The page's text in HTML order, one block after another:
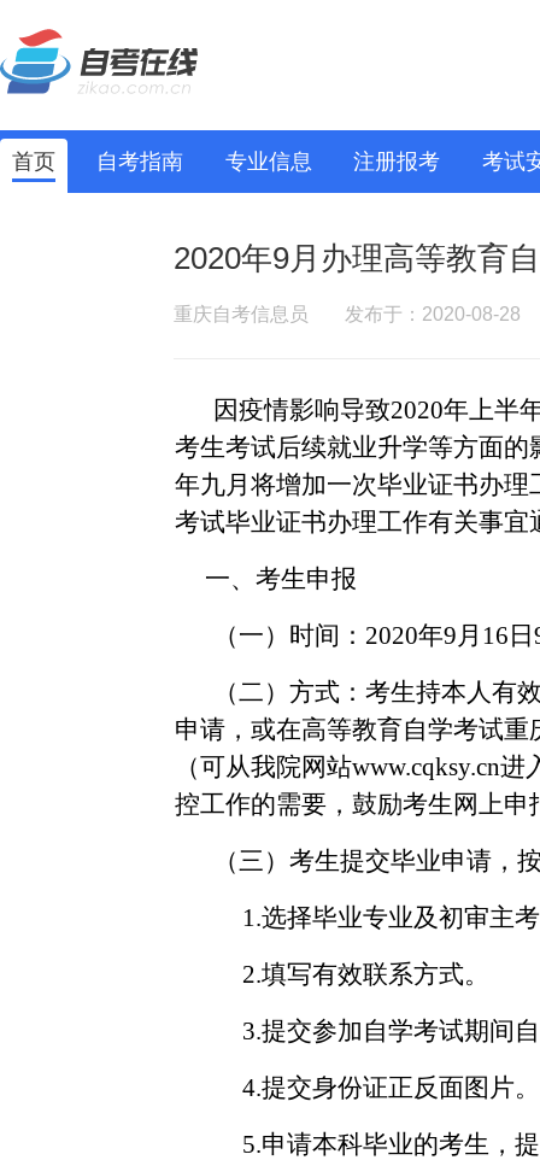
首页 自考指南 专业信息 注册报考 考试
2020年9月办理高等教育
重庆自考信息员 发布于：2020-08-28
因疫情影响导致2020年上半
考生考试后续就业升学等方面
年九月将增加一次毕业证书办
考试毕业证书办理工作有关事宜
一、考生申报
（一）时间： 2020年9月16
（二）方式：考生持本人有
申请，或在高等教育自学考试
（可从我院网站www.cqksy.cn
控工作的需要，鼓励考生网上申
（三）考生提交毕业申请，
1.选择毕业专业及初审主
2.填写有效联系方式。
3.提交参加自学考试期间
4.提交身份证正反面图片。
5.申请本科毕业的考生，